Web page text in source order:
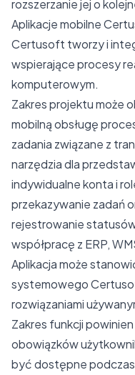
rozszerzanie jej o
Aplikacje mobilne
Certusoft tworzy i
wspierające procesy
komputerowym.
Zakres projektu może
mobilną obsługę
zadania związane z
narzędzia dla
indywidualne konta i
przekazywanie zadań
rejestrowanie
współpracę z ERP,
Aplikacja może
systemowego
rozwiązaniami
Zakres funkcji
obowiązków
być dostępne